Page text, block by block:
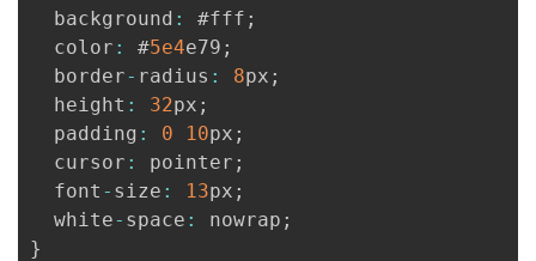
  background
: #fff ;
  color
: #5e4e79 ;
  border
- radius : 8px ;
  height
: 32px ;
  padding
: 0 10px ;
  cursor
: pointer ;
  font
- size : 13px ;
  white
- space : nowrap ;
}